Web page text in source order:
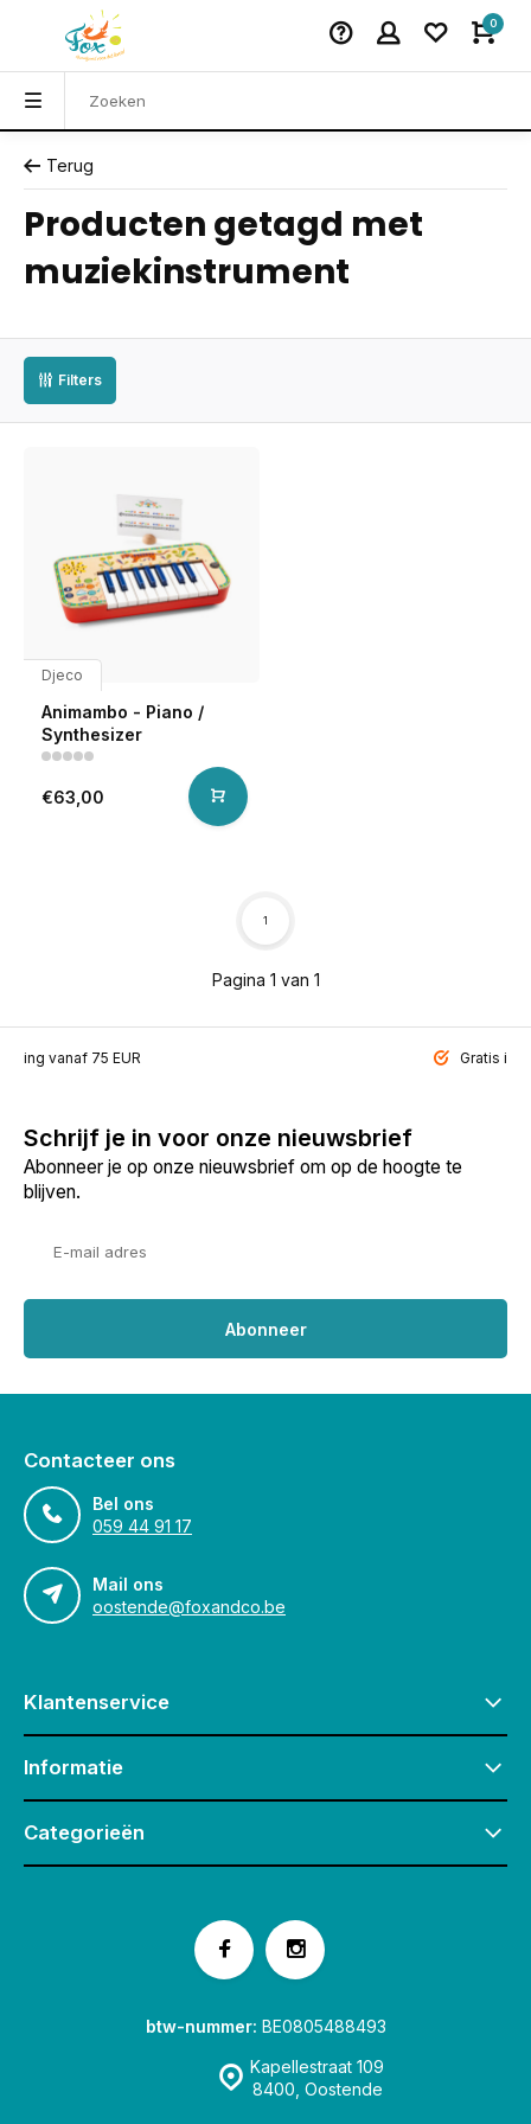
0
Terug
Producten getagd met
muziekinstrument
Filters
Djeco
Animambo - Piano /
Synthesizer
€63,00
Pagina 1 van 1
1
vanaf 75 EUR Gratis
Schrijf je in voor onze nieuwsbrief
Abonneer je op onze nieuwsbrief om op de hoogte te
blijven.
Abonneer
Contacteer ons
Bel ons
059 44 91 17
Mail ons
oostende@foxandco.be
Klantenservice
Informatie
Categorieën
Kapellestraat 109
8400, Oostende
btw-nummer: BE0805488493